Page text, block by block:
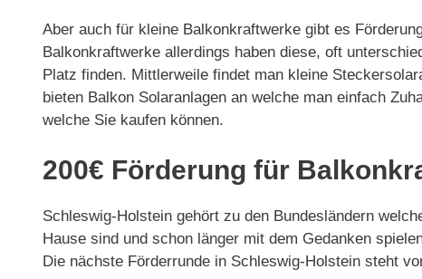
Aber auch für kleine Balkonkraftwerke gibt es
Balkonkraftwerke allerdings haben diese, oft
Platz finden. Mittlerweile findet man kleine
bieten Balkon Solaranlagen an welche man einfach
welche Sie kaufen können.
200€ Förderung für
Schleswig-Holstein gehört zu den Bundesländern
Hause sind und schon länger mit dem Gedanken
Die nächste Förderrunde in Schleswig-Holstein steht